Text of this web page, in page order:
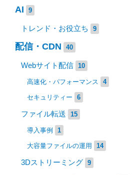
AI 9
トレンド・お役立ち 9
配信・CDN 40
Webサイト配信 10
高速化・パフォーマンス 4
セキュリティー 6
ファイル転送 15
導入事例 1
大容量ファイルの運用 14
3Dストリーミング 9